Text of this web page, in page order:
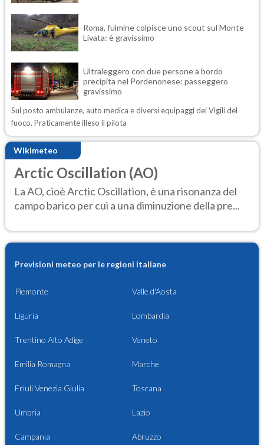
Roma, fulmine colpisce uno scout sul Monte
Livata: è gravissimo
Ultraleggero con due persone a bordo
precipita nel Pordenonese: passeggero
gravissimo
Sul posto ambulanze, auto medica e diversi equipaggi dei Vigili del
fuoco. Praticamente illeso il pilota
Wikimeteo
Arctic Oscillation (AO)
La AO, cioè Arctic Oscillation, è una risonanza del
campo barico per cui a una diminuzione della pre...
Previsioni meteo per le regioni italiane
Piemonte Valle d'Aosta
Liguria Lombardia
Trentino Alto Adige Veneto
Emilia Romagna Marche
Friuli Venezia Giulia Toscana
Umbria Lazio
Campania Abruzzo